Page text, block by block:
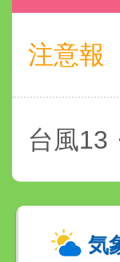
注意報
台風13
気